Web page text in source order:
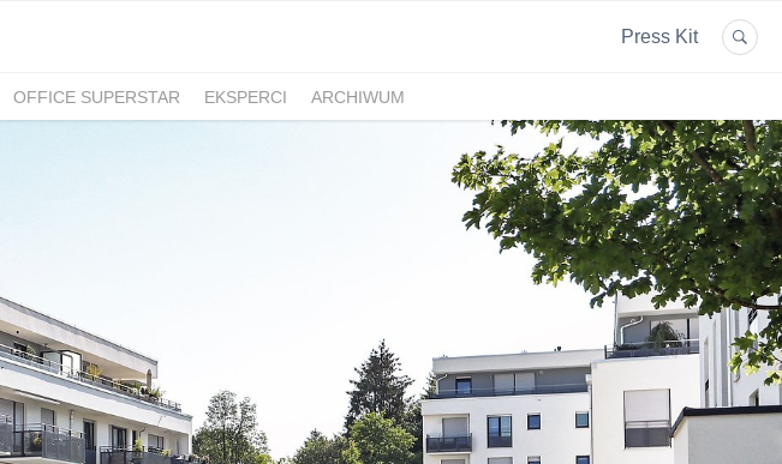
Press Kit
OFFICE SUPERSTAR EKSPERCI ARCHIWUM